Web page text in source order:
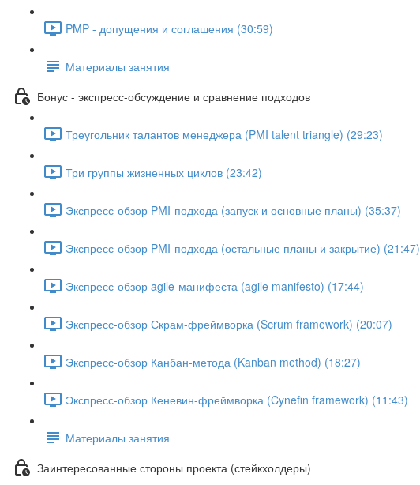
PMP - допущения и соглашения (30:59)
Материалы занятия
Бонус - экспресс-обсуждение и сравнение подходов
Треугольник талантов менеджера (PMI talent triangle) (29:23)
Три группы жизненных циклов (23:42)
Экспресс-обзор PMI-подхода (запуск и основные планы) (35:37)
Экспресс-обзор PMI-подхода (остальные планы и закрытие) (21:47)
Экспресс-обзор agile-манифеста (agile manifesto) (17:44)
Экспресс-обзор Скрам-фреймворка (Scrum framework) (20:07)
Экспресс-обзор Канбан-метода (Kanban method) (18:27)
Экспресс-обзор Кеневин-фреймворка (Cynefin framework) (11:43)
Материалы занятия
Заинтересованные стороны проекта (стейкхолдеры)